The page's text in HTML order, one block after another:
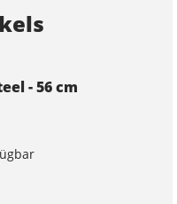
- 56 cm